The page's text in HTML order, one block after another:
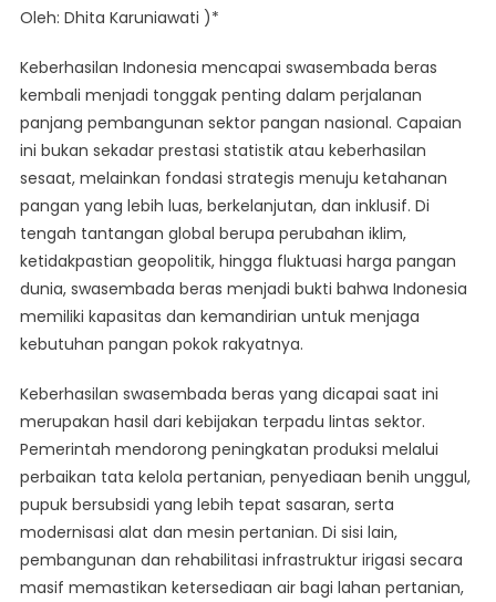
Presiden
Prabowo
Jadi
Modal
Hadapi
Tantangan
Global
Oleh: Dhita Karuniawati )*
Keberhasilan Indonesia mencapai swasembada beras
kembali menjadi tonggak penting dalam perjalanan
panjang pembangunan sektor pangan nasional. Capaian
ini bukan sekadar prestasi statistik atau keberhasilan
sesaat, melainkan fondasi strategis menuju ketahanan
pangan yang lebih luas, berkelanjutan, dan inklusif. Di
tengah tantangan global berupa perubahan iklim,
ketidakpastian geopolitik, hingga fluktuasi harga pangan
dunia, swasembada beras menjadi bukti bahwa Indonesia
memiliki kapasitas dan kemandirian untuk menjaga
kebutuhan pangan pokok rakyatnya.
Keberhasilan swasembada beras yang dicapai saat ini
merupakan hasil dari kebijakan terpadu lintas sektor.
Pemerintah mendorong peningkatan produksi melalui
perbaikan tata kelola pertanian, penyediaan benih unggul,
pupuk bersubsidi yang lebih tepat sasaran, serta
modernisasi alat dan mesin pertanian. Di sisi lain,
pembangunan dan rehabilitasi infrastruktur irigasi secara
masif memastikan ketersediaan air bagi lahan pertanian,